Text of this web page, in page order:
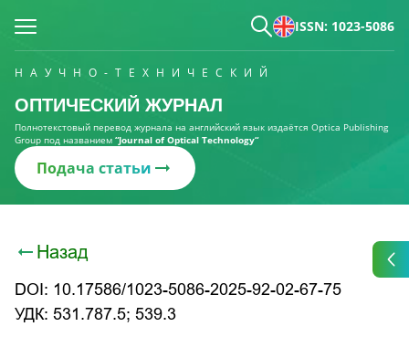
ISSN: 1023-5086
НАУЧНО-ТЕХНИЧЕСКИЙ
ОПТИЧЕСКИЙ ЖУРНАЛ
Полнотекстовый перевод журнала на английский язык издаётся Optica Publishing
Group под названием “Journal of Optical Technology“
Подача статьи
Назад
DOI: 10.17586/1023-5086-2025-92-02-67-75
УДК: 531.787.5; 539.3